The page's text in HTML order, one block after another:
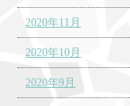
2020年11月
2020年10月
2020年9月